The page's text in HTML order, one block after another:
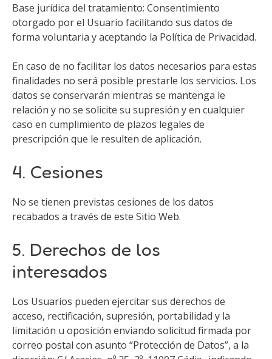
Base jurídica del tratamiento: Consentimiento
otorgado por el Usuario facilitando sus datos de
forma voluntaria y aceptando la Política de Privacidad.
En caso de no facilitar los datos necesarios para estas
finalidades no será posible prestarle los servicios. Los
datos se conservarán mientras se mantenga le
relación y no se solicite su supresión y en cualquier
caso en cumplimiento de plazos legales de
prescripción que le resulten de aplicación.
4. Cesiones
No se tienen previstas cesiones de los datos
recabados a través de este Sitio Web.
5. Derechos de los
interesados
Los Usuarios pueden ejercitar sus derechos de
acceso, rectificación, supresión, portabilidad y la
limitación u oposición enviando solicitud firmada por
correo postal con asunto “Protección de Datos”, a la